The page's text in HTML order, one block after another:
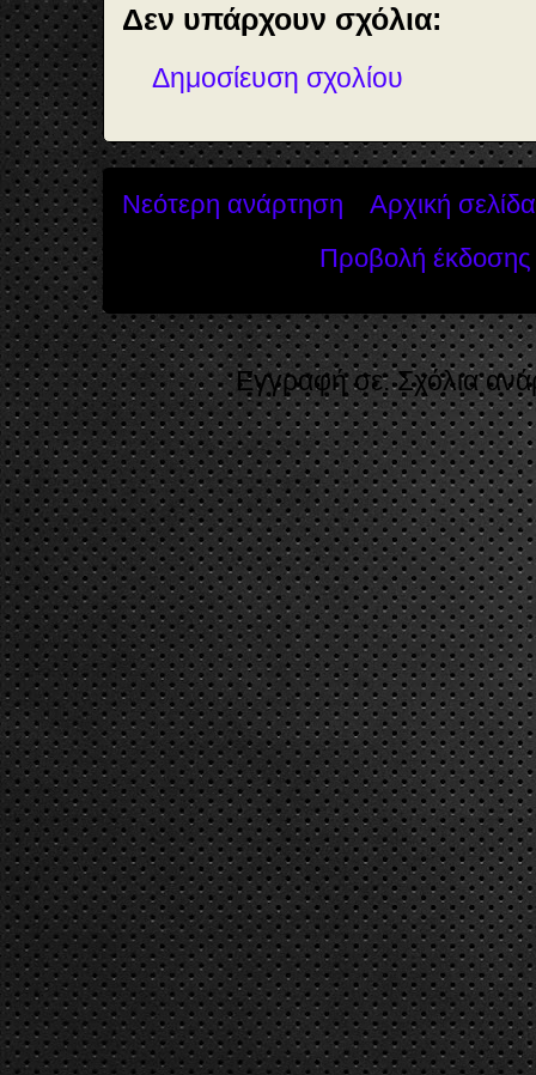
Δεν υπάρχουν σχόλια:
Δημοσίευση σχολίου
Νεότερη ανάρτηση
Αρχική σελίδα
Προβολή έκδοσης
Εγγραφή σε:Σχόλια